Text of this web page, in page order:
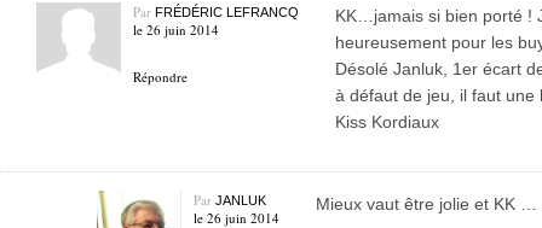
Par FRÉDÉRIC LEFRANCQ
le 26 juin 2014
Répondre
KK…jamais si bien porté !
heureusement pour les
Désolé Janluk, 1er écart
à défaut de jeu, il faut
Kiss Kordiaux
Par JANLUK
le 26 juin 2014
Mieux vaut être jolie et KK …